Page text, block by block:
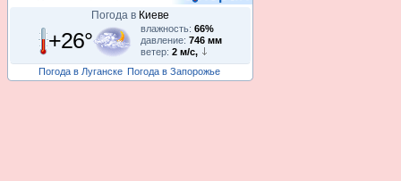
Погода в Киеве
+26° влажность: 66%
давление: 746 мм
ветер: 2 м/с,
Погода в Луганске Погода в Запорожье